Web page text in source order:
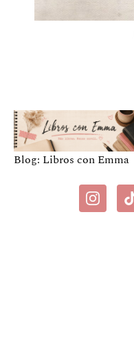
Blog: Libros con Emma